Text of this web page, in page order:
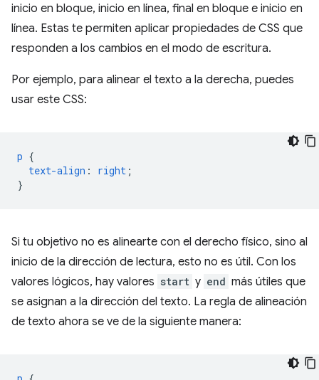
inicio en bloque, inicio en línea, final en bloque e inicio en
línea. Estas te permiten aplicar propiedades de CSS que
responden a los cambios en el modo de escritura.
Por ejemplo, para alinear el texto a la derecha, puedes
usar este CSS:
p {
text-align : right ;
}
Si tu objetivo no es alinearte con el derecho físico, sino al
inicio de la dirección de lectura, esto no es útil. Con los
valores lógicos, hay valores start y end más útiles que
se asignan a la dirección del texto. La regla de alineación
de texto ahora se ve de la siguiente manera: